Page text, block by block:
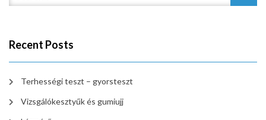
Recent Posts
Terhességi teszt – gyorsteszt
Vizsgálókesztyűk és gumiujj